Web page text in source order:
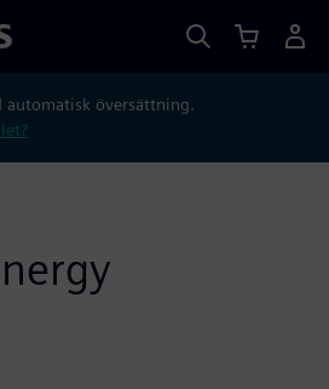
automatisk översättning.